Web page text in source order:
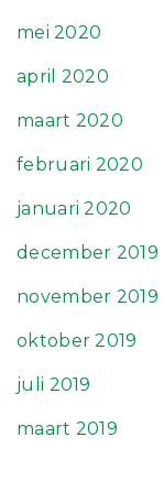
mei 2020
april 2020
maart 2020
februari 2020
januari 2020
december 2019
november 2019
oktober 2019
juli 2019
maart 2019